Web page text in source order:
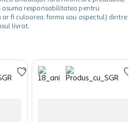
asuma responsabilitatea pentru
ar fi culoarea, forma sau aspectul) dintre
livrat.